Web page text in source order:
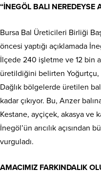
“İNEGÖL BALI NEREDEYSE
Bursa Bal Üreticileri Birliği
öncesi yaptığı açıklamada
İlçede 240 işletme ve 12 bin
üretildiğini belirten Yoğurtçu,
Dağlık bölgelerde üretilen
kadar çıkıyor. Bu, Anzer
Kestane, ayçiçek, akasya ve
İnegöl’ün arıcılık
vurguladı.
AMACIMIZ FARKINDALIK